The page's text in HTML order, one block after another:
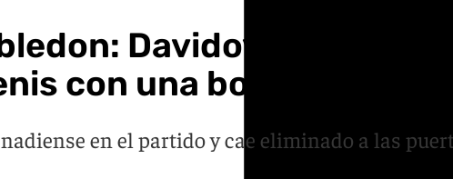
Davidovich y Felix
con una bola
en el partido y cae eliminado a las